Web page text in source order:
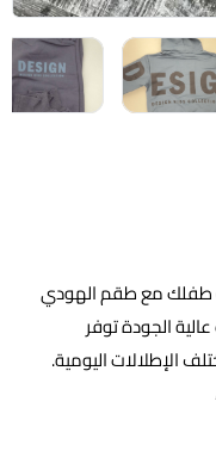
طفلك مع طقم الهودي
الجودة توفر
الإطلالات اليومية.